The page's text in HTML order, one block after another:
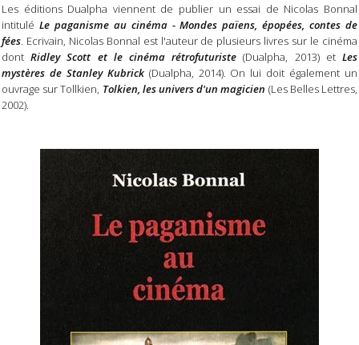
Les éditions Dualpha viennent de publier un essai de Nicolas Bonnal
intitulé Le paganisme au cinéma - Mondes païens, épopées, contes de
fées. Ecrivain, Nicolas Bonnal est l'auteur de plusieurs livres sur le cinéma
dontRidley Scott et le cinéma rétrofuturiste (Dualpha, 2013) etLes
mystères de Stanley Kubrick(Dualpha, 2014). On lui doit également un
ouvrage sur Tollkien, Tolkien, les univers d'un magicien (Les Belles Lettres,
2002).